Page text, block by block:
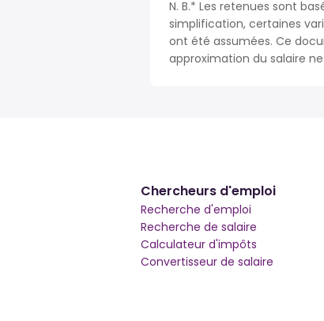
N. B.* Les retenues sont
simplification, certaines
ont été assumées. Ce
approximation du salaire
Chercheurs d'emploi
Recherche d'emploi
Recherche de salaire
Calculateur d'impôts
Convertisseur de salaire